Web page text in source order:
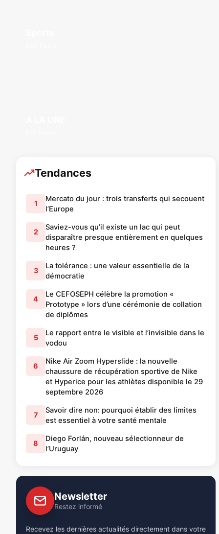
Tendances
1
Mercato du jour : trois transferts qui secouent
l’Europe
2
Saviez-vous qu’il existe un lac qui peut
disparaître presque entièrement en quelques
heures ?
3
La tolérance : une valeur essentielle de la
démocratie
4
Le CEFOSEPH célèbre la promotion «
Prototype » lors d’une cérémonie de collation
de diplômes
5
Le rapport entre le visible et l’invisible dans le
vodou
6
Nike Air Zoom Hyperslide : la nouvelle
chaussure de récupération sportive de Nike
et Hyperice pour les athlètes disponible le 29
septembre 2026
7
Savoir dire non: pourquoi établir des limites
est essentiel à votre santé mentale
8
Diego Forlán, nouveau sélectionneur de
l’Uruguay
Newsletter
Restez informé
Recevez les dernières actualités directement dans votre